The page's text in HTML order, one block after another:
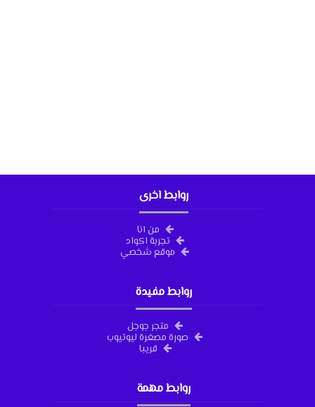
روابط اخرى
من انا
تجربة اكواد
موقع شخصي
روابط مفيدة
متجر جوجل
صورة مصغرة ليوتيوب
قريبا
روابط مهمة